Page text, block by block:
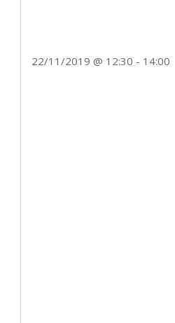
22/11/2019 @ 12:30 - 14:00